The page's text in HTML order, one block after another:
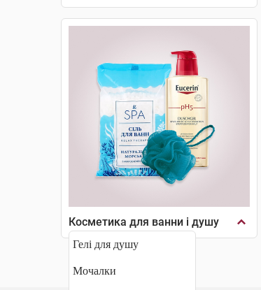
Косметика для ванни і душу
Гелі для душу
Мочалки